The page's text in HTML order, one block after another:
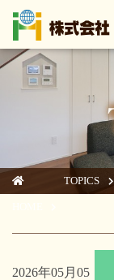
TOPICS
2026年05月05